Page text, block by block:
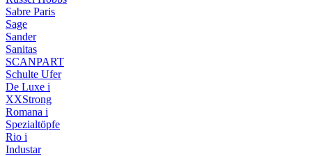
Sabre Paris
Sage
Sander
Sanitas
SCANPART
Schulte Ufer
De Luxe i
XXStrong
Romana i
Spezialtöpfe
Rio i
Industar